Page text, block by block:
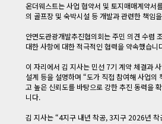
온더웨스트는 사업 협약서 및 토지매매계약서
의 골프장 및 숙박시설 등 개발과 관련한 책임
안면도관광개발추진협의회는 주민 의견 수렴
대한 사항에 대한 적극적인 협력을 약속했습니
이 자리에서 김 지사는 민선 7기 계약 체결과
설계 등을 설명하며 “도가 직접 참여해 사업의
고 높은 신뢰도를 바탕으로 강한 추진 동력을
니다.
김 지사는 “4지구 내년 착공, 3지구 2026년